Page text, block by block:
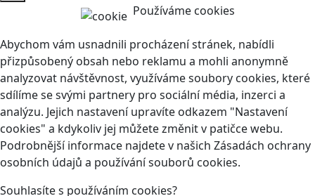
Používáme cookies
Abychom vám usnadnili procházení stránek, nabídli
přizpůsobený obsah nebo reklamu a mohli anonymně
analyzovat návštěvnost, využíváme soubory cookies, které
sdílíme se svými partnery pro sociální média, inzerci a
analýzu. Jejich nastavení upravíte odkazem "Nastavení
cookies" a kdykoliv jej můžete změnit v patičce webu.
Podrobnější informace najdete v našich Zásadách ochrany
osobních údajů a používání souborů cookies.
Souhlasíte s používáním cookies?